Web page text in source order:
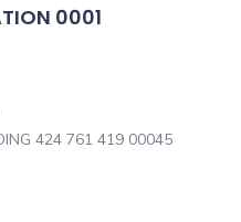
0001
424 761 419 00045